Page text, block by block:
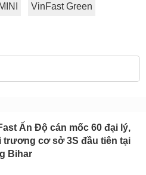
VinFast Green
Ấn Độ cán mốc 60 đại lý,
trương cơ sở 3S đầu tiên tại
Bihar